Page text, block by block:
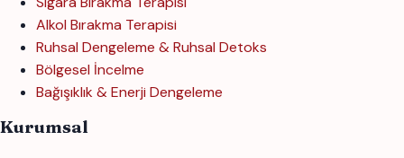
Alkol Bırakma Terapisi
Ruhsal Dengeleme & Ruhsal Detoks
Bölgesel İncelme
Bağışıklık & Enerji Dengeleme
Kurumsal